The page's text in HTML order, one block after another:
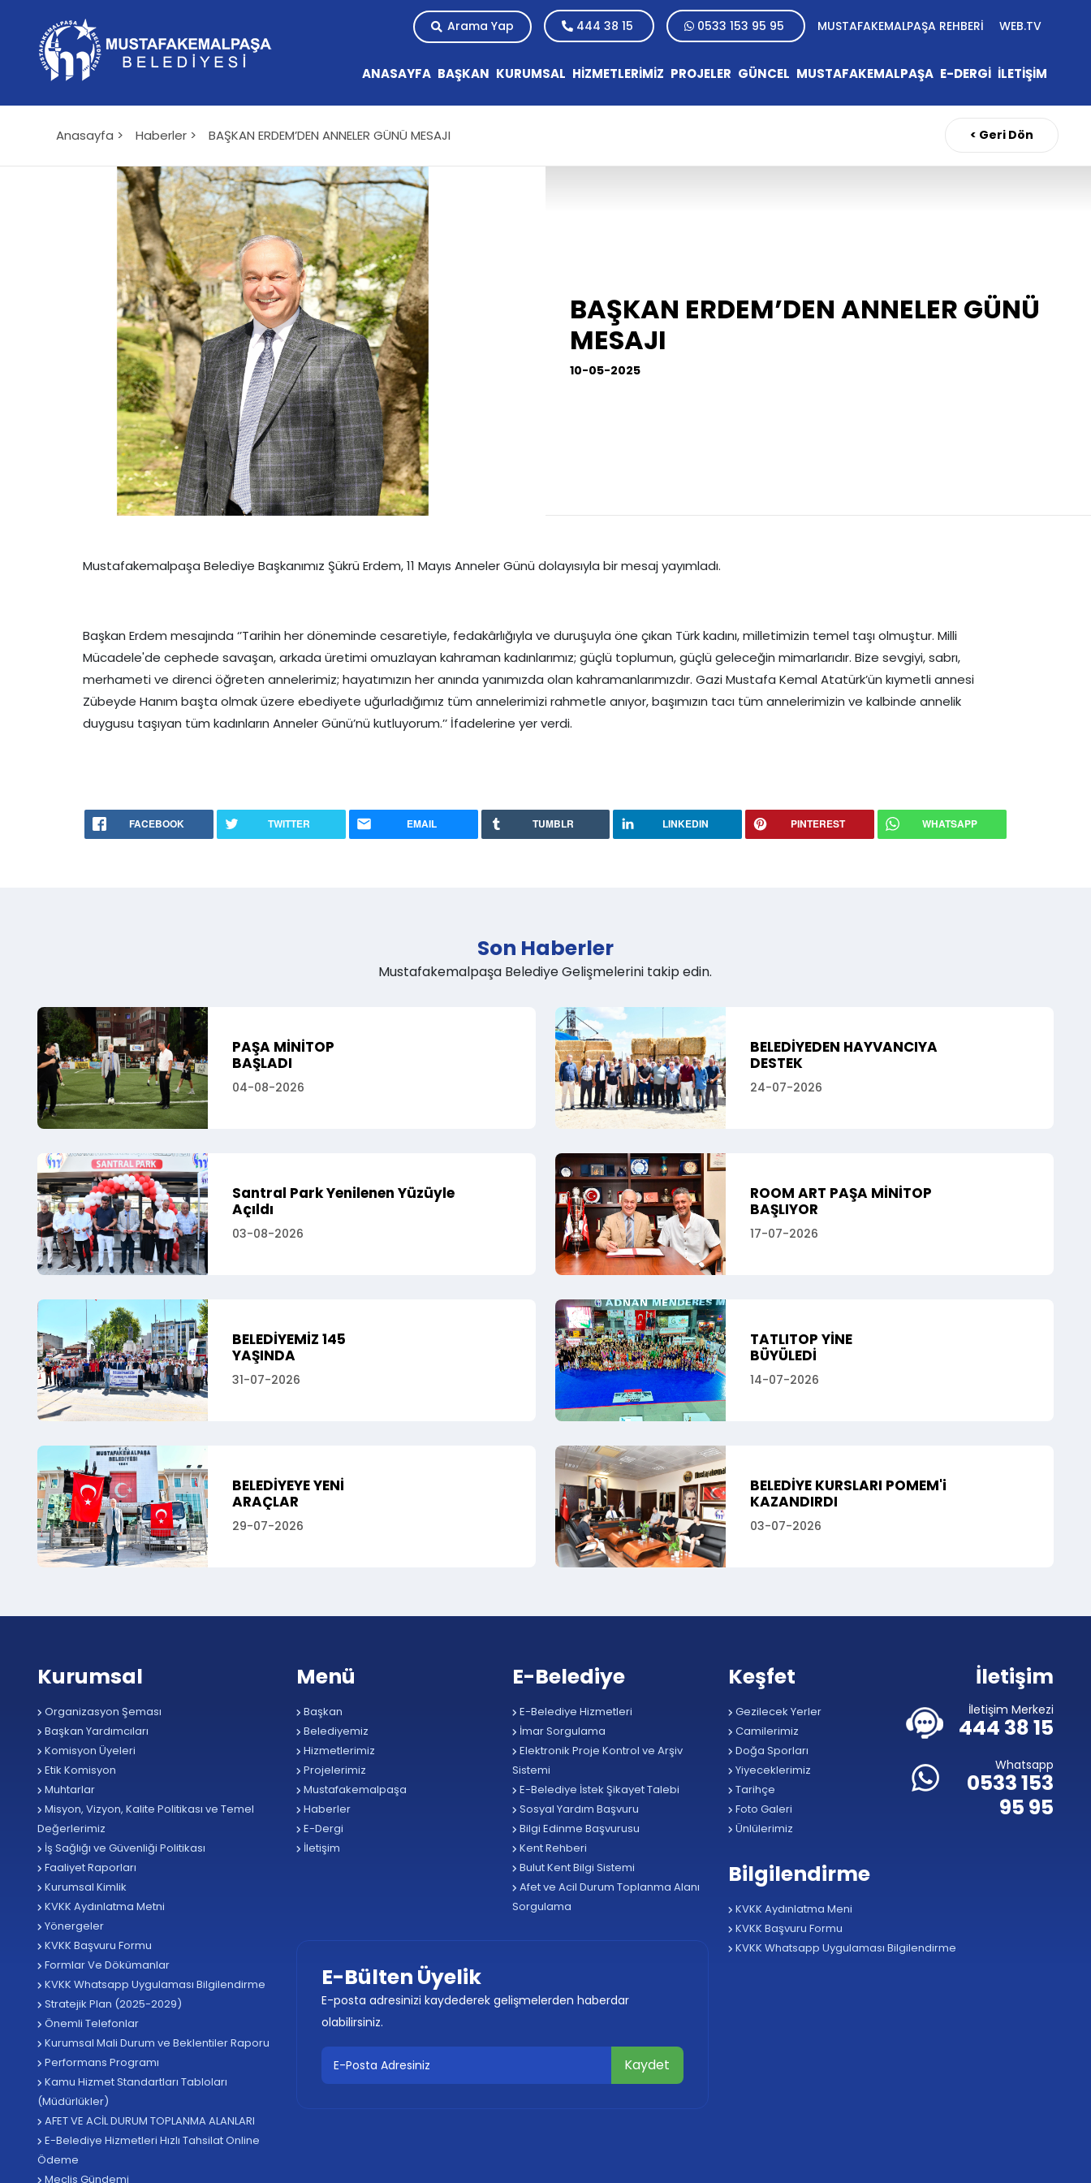
Arama Yap 444 38 15 0533 153 95 95 MUSTAFAKEMALPAŞA REHBERİ WEB.TV
ANASAYFA BAŞKAN KURUMSAL HİZMETLERİMİZ PROJELER GÜNCEL MUSTAFAKEMALPAŞA E-DERGİ İLETİŞİM
Anasayfa > Haberler > BAŞKAN ERDEM’DEN ANNELER GÜNÜ MESAJI < Geri Dön
BAŞKAN ERDEM’DEN ANNELER GÜNÜ
MESAJI
10-05-2025
Mustafakemalpaşa Belediye Başkanımız Şükrü Erdem, 11 Mayıs Anneler Günü dolayısıyla bir mesaj yayımladı.
Başkan Erdem mesajında ‘’Tarihin her döneminde cesaretiyle, fedakârlığıyla ve duruşuyla öne çıkan Türk kadını, milletimizin temel taşı olmuştur. Milli
Mücadele'de cephede savaşan, arkada üretimi omuzlayan kahraman kadınlarımız; güçlü toplumun, güçlü geleceğin mimarlarıdır. Bize sevgiyi, sabrı,
merhameti ve direnci öğreten annelerimiz; hayatımızın her anında yanımızda olan kahramanlarımızdır. Gazi Mustafa Kemal Atatürk’ün kıymetli annesi
Zübeyde Hanım başta olmak üzere ebediyete uğurladığımız tüm annelerimizi rahmetle anıyor, başımızın tacı tüm annelerimizin ve kalbinde annelik
duygusu taşıyan tüm kadınların Anneler Günü’nü kutluyorum.’’ İfadelerine yer verdi.
FACEBOOK TWITTER EMAIL TUMBLR LINKEDIN PINTEREST WHATSAPP
Son Haberler
Mustafakemalpaşa Belediye Gelişmelerini takip edin.
PAŞA MİNİTOP
BAŞLADI
04-08-2026
Santral Park Yenilenen Yüzüyle
Açıldı
03-08-2026
BELEDİYEMİZ 145
YAŞINDA
31-07-2026
BELEDİYEYE YENİ
ARAÇLAR
29-07-2026
BELEDİYEDEN HAYVANCIYA
DESTEK
24-07-2026
ROOM ART PAŞA MİNİTOP
BAŞLIYOR
17-07-2026
TATLITOP YİNE
BÜYÜLEDİ
14-07-2026
BELEDİYE KURSLARI POMEM'i
KAZANDIRDI
03-07-2026
Kurumsal
Organizasyon Şeması
Başkan Yardımcıları
Komisyon Üyeleri
Etik Komisyon
Muhtarlar
Misyon, Vizyon, Kalite Politikası ve Temel
Değerlerimiz
İş Sağlığı ve Güvenliği Politikası
Faaliyet Raporları
Kurumsal Kimlik
KVKK Aydınlatma Metni
Yönergeler
KVKK Başvuru Formu
Formlar Ve Dökümanlar
KVKK Whatsapp Uygulaması Bilgilendirme
Stratejik Plan (2025-2029)
Önemli Telefonlar
Kurumsal Mali Durum ve Beklentiler Raporu
Performans Programı
Kamu Hizmet Standartları Tabloları
(Müdürlükler)
AFET VE ACİL DURUM TOPLANMA ALANLARI
E-Belediye Hizmetleri Hızlı Tahsilat Online
Ödeme
Meclis Gündemi
Menü
Başkan
Belediyemiz
Hizmetlerimiz
Projelerimiz
Mustafakemalpaşa
Haberler
E-Dergi
İletişim
E-Belediye
E-Belediye Hizmetleri
İmar Sorgulama
Elektronik Proje Kontrol ve Arşiv
Sistemi
E-Belediye İstek Şikayet Talebi
Sosyal Yardım Başvuru
Bilgi Edinme Başvurusu
Kent Rehberi
Bulut Kent Bilgi Sistemi
Afet ve Acil Durum Toplanma Alanı
Sorgulama
E-Bülten Üyelik
E-posta adresinizi kaydederek gelişmelerden haberdar
olabilirsiniz.
Keşfet
Gezilecek Yerler
Camilerimiz
Doğa Sporları
Yiyeceklerimiz
Tarihçe
Foto Galeri
Ünlülerimiz
İletişim
İletişim Merkezi
444 38 15
Whatsapp
0533 153
95 95
Bilgilendirme
KVKK Aydınlatma Meni
KVKK Başvuru Formu
KVKK Whatsapp Uygulaması Bilgilendirme